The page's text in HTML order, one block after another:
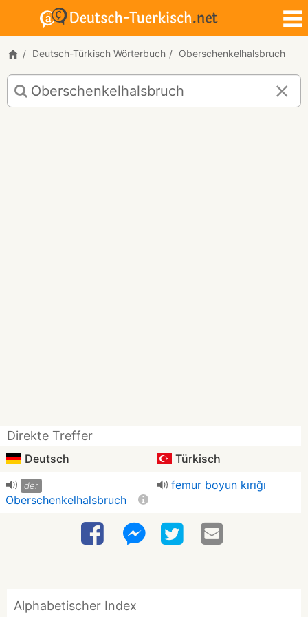
Deutsch-Türkisch Wörterbuch Oberschenkelhalsbruch
Deutsch-
Türkisch
Übersetzung
Direkte Treffer
Deutsch Türkisch
der
Oberschenkelhalsbruch
femur boyun kırığı
Alphabetischer Index